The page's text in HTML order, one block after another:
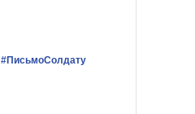
#ПисьмоСолдату